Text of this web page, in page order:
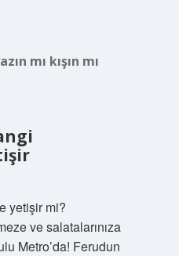
mı kışın mı
yetişir mi?
ve salatalarınıza
Metro’da! Ferudun